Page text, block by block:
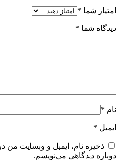
امتیاز شما *
دیدگاه شما *
نام *
ایمیل *
ذخیره نام، ایمیل و وبسایت من
دوباره دیدگاهی می‌نویسم.